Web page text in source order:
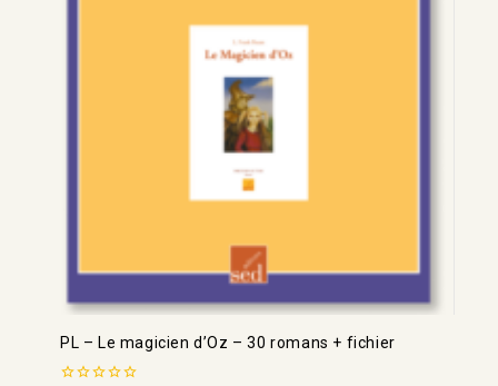
PL – Le magicien d’Oz – 30 romans + fichier